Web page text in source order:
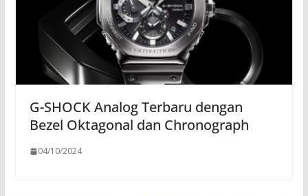
G-SHOCK Analog Terbaru dengan
Bezel Oktagonal dan Chronograph
04/10/2024